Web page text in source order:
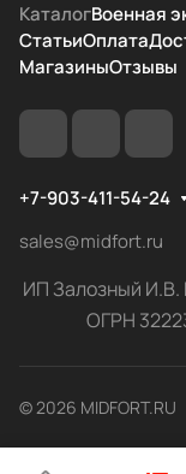
КаталогВоенная
СтатьиОплата
МагазиныОтзывы
+7-903-411-54-24
sales@midfort.ru
ИП Залозный
ОГРН
© 2026 MIDFORT.RU